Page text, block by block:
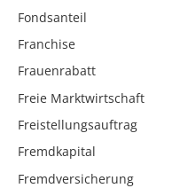
Fondsanteil
Franchise
Frauenrabatt
Freie Marktwirtschaft
Freistellungsauftrag
Fremdkapital
Fremdversicherung